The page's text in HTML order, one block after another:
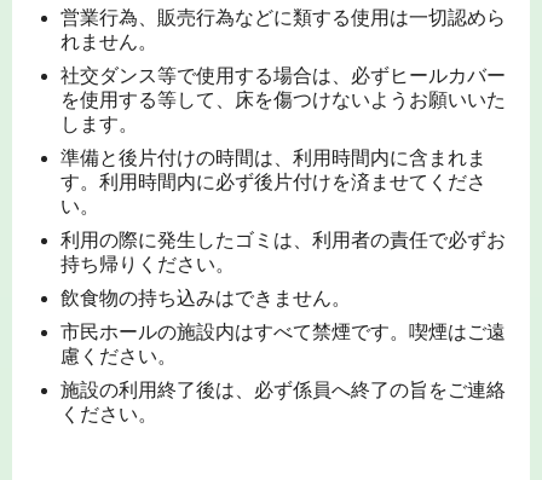
営業行為、販売行為などに類する使用は一切認めら
れません。
社交ダンス等で使用する場合は、必ずヒールカバー
を使用する等して、床を傷つけないようお願いいた
します。
準備と後片付けの時間は、利用時間内に含まれま
す。利用時間内に必ず後片付けを済ませてくださ
い。
利用の際に発生したゴミは、利用者の責任で必ずお
持ち帰りください。
飲食物の持ち込みはできません。
市民ホールの施設内はすべて禁煙です。喫煙はご遠
慮ください。
施設の利用終了後は、必ず係員へ終了の旨をご連絡
ください。